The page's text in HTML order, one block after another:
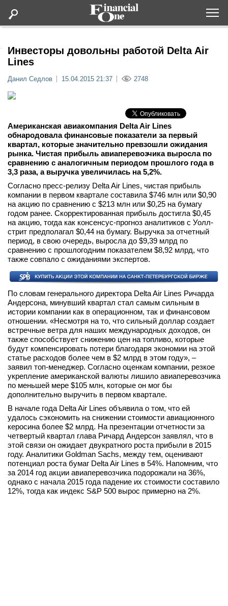
Статьи
Lifestyle
Мероприятия
Новости
Интервью
вконтакте
телеграм
Стать автором
Вход
Инвесторы довольны работой Delta Air
Lines
Данил Седлов 15.04.2015 21:37 2748
Американская авиакомпания Delta Air Lines
обнародовала финансовые показатели за первый
квартал, которые значительно превзошли ожидания
рынка. Чистая прибыль авиаперевозчика выросла по
сравнению с аналогичным периодом прошлого года в
3,3 раза, а выручка увеличилась на 5,2%.
Согласно пресс-релизу Delta Air Lines, чистая прибыль
компании в первом квартале составила $746 млн или $0,90
на акцию по сравнению с $213 млн или $0,25 на бумагу
годом ранее. Скорректированная прибыль достигла $0,45
на акцию, тогда как консенсус-прогноз аналитиков с Уолл-
стрит предполагал $0,44 на бумагу. Выручка за отчетный
период, в свою очередь, выросла до $9,39 млрд по
сравнению с прошлогодним показателем $8,92 млрд, что
также совпало с ожиданиями экспертов.
По словам генерального директора Delta Air Lines Ричарда
Андерсона, минувший квартал стал самым сильным в
истории компании как в операционном, так и финансовом
отношении. «Несмотря на то, что сильный доллар создает
встречные ветра для наших международных доходов, он
также способствует снижению цен на топливо, которые
будут компенсировать потери благодаря экономии на этой
статье расходов более чем в $2 млрд в этом году», –
заявил топ-менеджер. Согласно оценкам компании, резкое
укрепление американской валюты лишило авиаперевозчика
по меньшей мере $105 млн, которые он мог бы
дополнительно выручить в первом квартале.
В начале года Delta Air Lines объявила о том, что ей
удалось сэкономить на снижении стоимости авиационного
керосина более $2 млрд. На презентации отчетности за
четвертый квартал глава Ричард Андерсон заявлял, что в
этой связи он ожидает двукратного роста прибыли в 2015
году. Аналитики Goldman Sachs, между тем, оценивают
потенциал роста бумаг Delta Air Lines в 54%. Напомним, что
за 2014 год акции авиаперевозчика подорожали на 36%,
однако с начала 2015 года падение их стоимости составило
12%, тогда как индекс S&P 500 вырос примерно на 2%.